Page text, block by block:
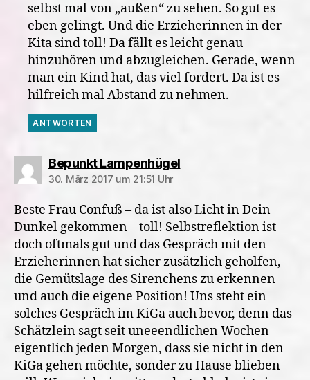
selbst mal von „außen“ zu sehen. So gut es
eben gelingt. Und die Erzieherinnen in der
Kita sind toll! Da fällt es leicht genau
hinzuhören und abzugleichen. Gerade, wenn
man ein Kind hat, das viel fordert. Da ist es
hilfreich mal Abstand zu nehmen.
ANTWORTEN
Bepunkt Lampenhügelsagt:
30. März 2017 um 21:51 Uhr
Beste Frau Confuß – da ist also Licht in Dein
Dunkel gekommen – toll! Selbstreflektion ist
doch oftmals gut und das Gespräch mit den
Erzieherinnen hat sicher zusätzlich geholfen,
die Gemütslage des Sirenchens zu erkennen
und auch die eigene Position! Uns steht ein
solches Gespräch im KiGa auch bevor, denn das
Schätzlein sagt seit uneeendlichen Wochen
eigentlich jeden Morgen, dass sie nicht in den
KiGa gehen möchte, sonder zu Hause blieben